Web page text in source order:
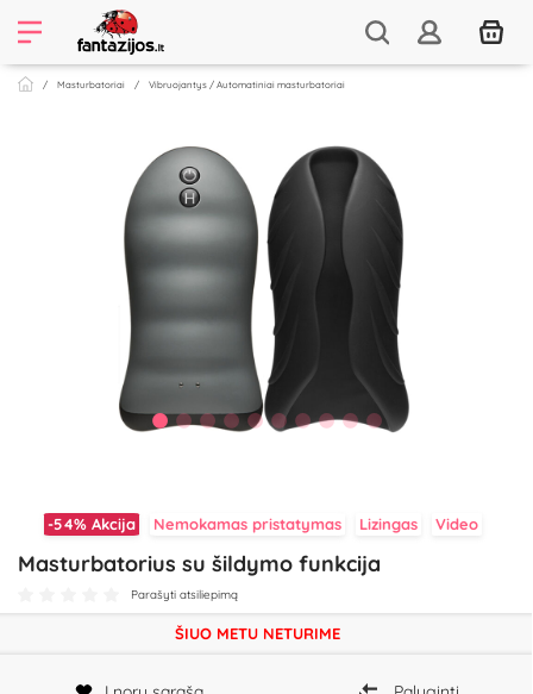
Masturbatoriai Vibruojantys / Automatiniai masturbatoriai
-54% Akcija Nemokamas pristatymas Lizingas Video
Masturbatorius su šildymo funkcija
Parašyti atsiliepimą
ŠIUO METU NETURIME